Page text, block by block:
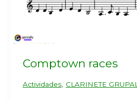
Comptown races
Actividades, CLARINETE GRUPAL